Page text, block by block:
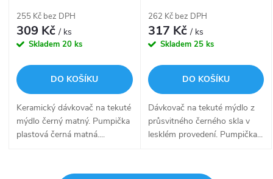
90
255 Kč bez DPH
309 Kč/ ks
Skladem 20 ks
DO KOŠÍKU
Keramický dávkovač na tekuté
mýdlo černý matný. Pumpička
plastová černá matná....
262 Kč bez DPH
317 Kč/ ks
Skladem 25 ks
DO KOŠÍKU
Dávkovač na tekuté mýdlo z
průsvitného černého skla v
lesklém provedení. Pumpička...